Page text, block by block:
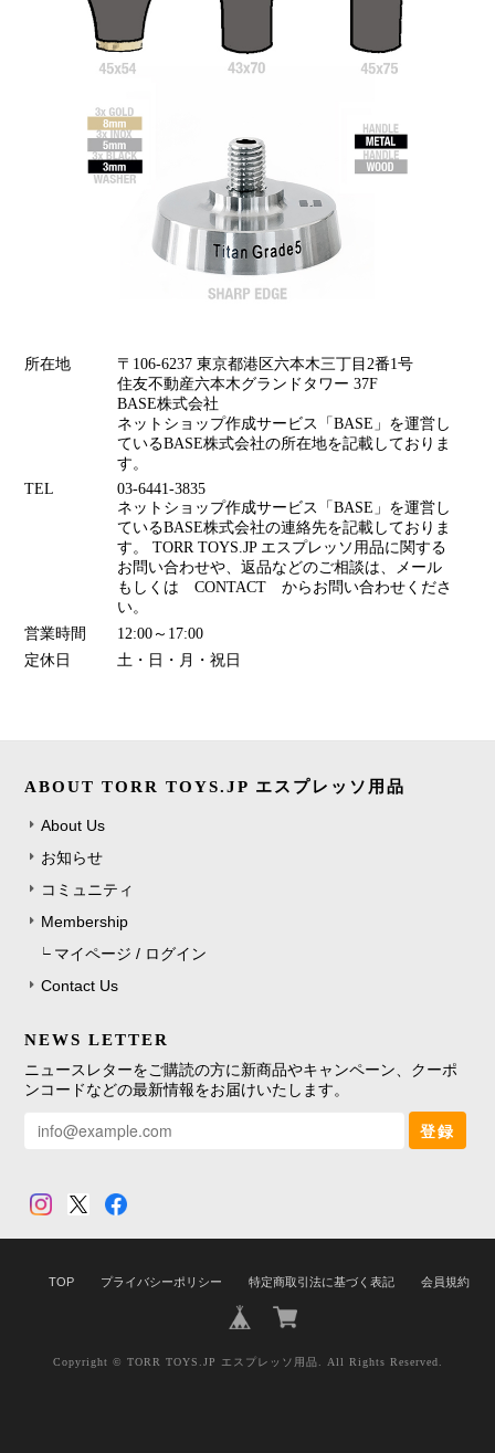
所在地
〒106-6237 東京都港区六本木三丁目2番1号
住友不動産六本木グランドタワー 37F
BASE株式会社
ネットショップ作成サービス「BASE」を運営し
ているBASE株式会社の所在地を記載しておりま
す。
TEL
03-6441-3835
ネットショップ作成サービス「BASE」を運営し
ているBASE株式会社の連絡先を記載しておりま
す。 TORR TOYS.JP エスプレッソ用品に関する
お問い合わせや、返品などのご相談は、メール
もしくは CONTACT からお問い合わせくださ
い。
営業時間
12:00～17:00
定休日
土・日・月・祝日
ABOUT TORR TOYS.JP エスプレッソ用品
About Us
お知らせ
コミュニティ
Membership
マイページ / ログイン
Contact Us
NEWS LETTER
ニュースレターをご購読の方に新商品やキャンペーン、クーポ
ンコードなどの最新情報をお届けいたします。
登録
TOP プライバシーポリシー 特定商取引法に基づく表記 会員規約
Copyright © TORR TOYS.JP エスプレッソ用品. All Rights Reserved.